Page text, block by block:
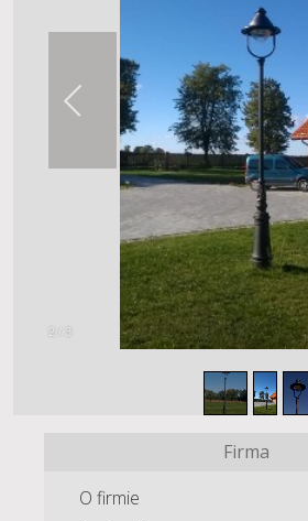
2 / 3
Firma
O firmie